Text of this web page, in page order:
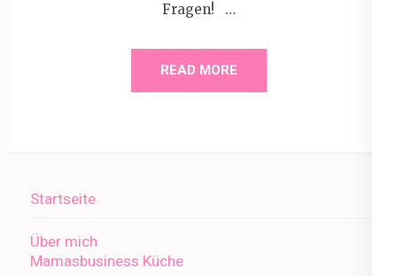
Fragen! …
READ MORE
Startseite
Über mich
Mamasbusiness Küche